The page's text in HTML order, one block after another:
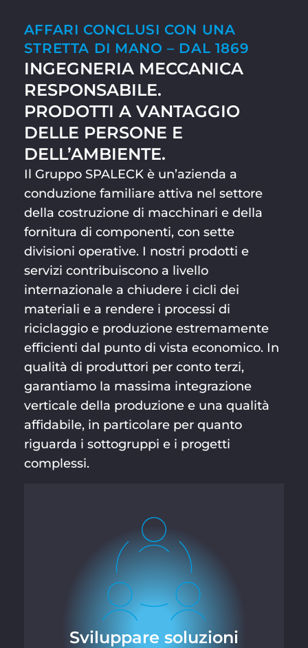
AFFARI CONCLUSI CON UNA
STRETTA DI MANO – DAL 1869
INGEGNERIA MECCANICA
RESPONSABILE.
PRODOTTI A VANTAGGIO
DELLE PERSONE E
DELL’AMBIENTE.
Il Gruppo SPALECK è un’azienda a
conduzione familiare attiva nel settore
della costruzione di macchinari e della
fornitura di componenti, con sette
divisioni operative. I nostri prodotti e
servizi contribuiscono a livello
internazionale a chiudere i cicli dei
materiali e a rendere i processi di
riciclaggio e produzione estremamente
efficienti dal punto di vista economico. In
qualità di produttori per conto terzi,
garantiamo la massima integrazione
verticale della produzione e una qualità
affidabile, in particolare per quanto
riguarda i sottogruppi e i progetti
complessi.
Sviluppare soluzioni